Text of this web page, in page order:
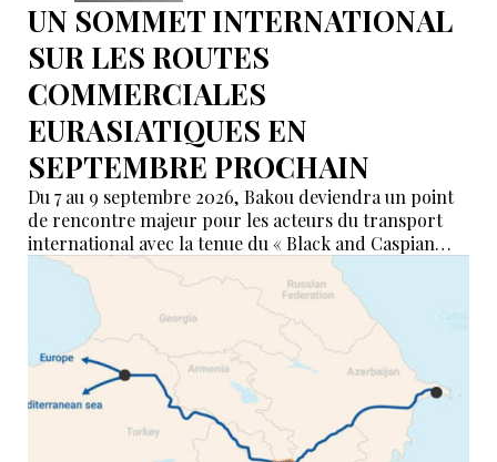
UN SOMMET INTERNATIONAL
SUR LES ROUTES
COMMERCIALES
EURASIATIQUES EN
SEPTEMBRE PROCHAIN
Du 7 au 9 septembre 2026, Bakou deviendra un point
de rencontre majeur pour les acteurs du transport
international avec la tenue du « Black and Caspian
Freight Forum 2026 ». L’événement réunira des
représentants des ports, du transport maritime, du
ferroviaire, de la logistique et des institutions
financières afin de discuter de l’avenir des corridors
reliant l’Asie, la mer Caspienne, la région de la mer
Noire et l’Europe.